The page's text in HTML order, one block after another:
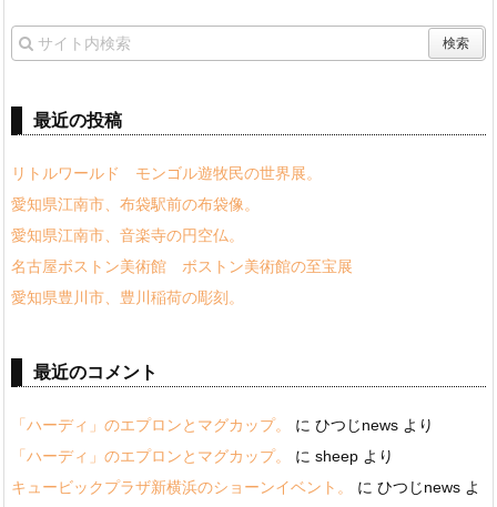
最近の投稿
リトルワールド モンゴル遊牧民の世界展。
愛知県江南市、布袋駅前の布袋像。
愛知県江南市、音楽寺の円空仏。
名古屋ボストン美術館 ボストン美術館の至宝展
愛知県豊川市、豊川稲荷の彫刻。
最近のコメント
「ハーディ」のエプロンとマグカップ。 に ひつじnews より
「ハーディ」のエプロンとマグカップ。
に sheep より
キュービックプラザ新横浜のショーンイベント。
に ひつじnews よ